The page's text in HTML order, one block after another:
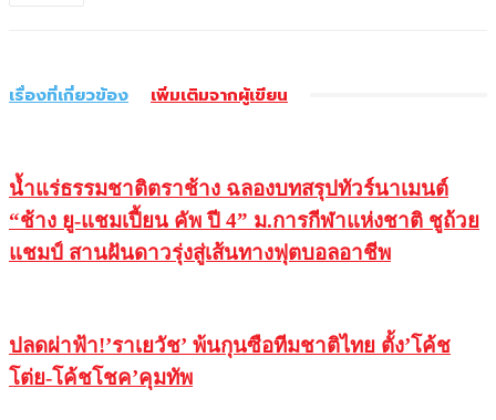
เรื่องที่เกี่ยวข้อง เพิ่มเติมจากผู้เขียน
น้ำแร่ธรรมชาติตราช้าง ฉลองบทสรุปทัวร์นาเมนต์
“ช้าง ยู-แชมเปี้ยน คัพ ปี 4” ม.การกีฬาแห่งชาติ ชูถ้วย
แชมป์ สานฝันดาวรุ่งสู่เส้นทางฟุตบอลอาชีพ
ปลดผ่าฟ้า!’ราเยวัช’ พ้นกุนซือทีมชาติไทย ตั้ง’โค้ช
โต่ย-โค้ชโชค’คุมทัพ